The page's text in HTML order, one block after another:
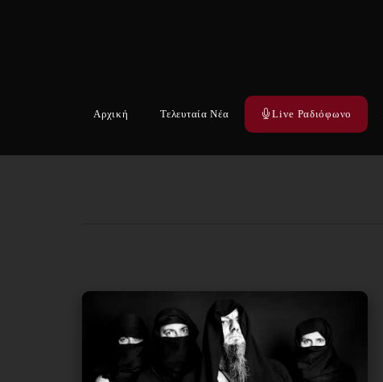
Αρχική Τελευταία Νέα Live Ραδιόφωνο